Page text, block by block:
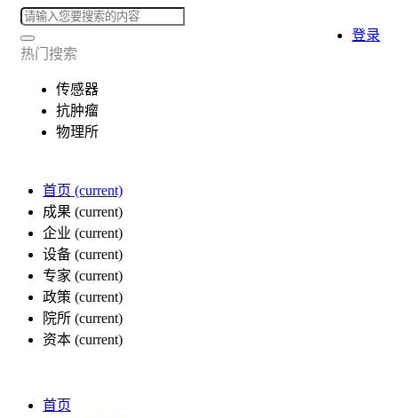
热门搜索
传感器
抗肿瘤
物理所
首页 (current)
成果 (current)
企业 (current)
设备 (current)
专家 (current)
政策 (current)
院所 (current)
资本 (current)
登录
首页